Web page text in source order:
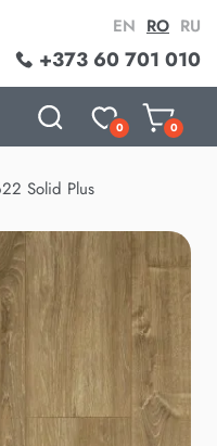
+373 60 701 010
EN RO RU
0 0
Solid Plus